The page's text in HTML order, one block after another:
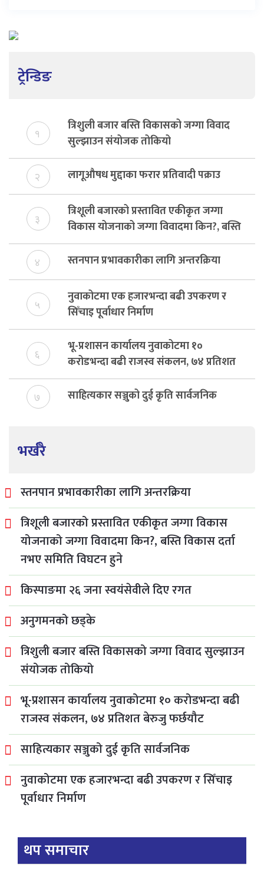
ट्रेन्डिङ
१
त्रिशुली बजार बस्ति विकासको जग्गा विवाद
सुल्झाउन संयोजक तोकियो
२ लागूऔषध मुद्दाका फरार प्रतिवादी पक्राउ
३
त्रिशूली बजारको प्रस्तावित एकीकृत जग्गा
विकास योजनाको जग्गा विवादमा किन?, बस्ति
विकास दर्ता नभए समिति विघटन हुने
४ स्तनपान प्रभावकारीका लागि अन्तरक्रिया
५
नुवाकोटमा एक हजारभन्दा बढी उपकरण र
सिँचाइ पूर्वाधार निर्माण
६
भू-प्रशासन कार्यालय नुवाकोटमा १०
करोडभन्दा बढी राजस्व संकलन, ७४ प्रतिशत
बेरुजु फर्छयौट
७ साहित्यकार सञ्जुको दुई कृति सार्वजनिक
भर्खरै
स्तनपान प्रभावकारीका लागि अन्तरक्रिया
त्रिशूली बजारको प्रस्तावित एकीकृत जग्गा विकास
योजनाको जग्गा विवादमा किन?, बस्ति विकास दर्ता
नभए समिति विघटन हुने
किस्पाङमा २६ जना स्वयंसेवीले दिए रगत
अनुगमनको छड्के
त्रिशुली बजार बस्ति विकासको जग्गा विवाद सुल्झाउन
संयोजक तोकियो
भू-प्रशासन कार्यालय नुवाकोटमा १० करोडभन्दा बढी
राजस्व संकलन, ७४ प्रतिशत बेरुजु फर्छयौट
साहित्यकार सञ्जुको दुई कृति सार्वजनिक
नुवाकोटमा एक हजारभन्दा बढी उपकरण र सिँचाइ
पूर्वाधार निर्माण
थप समाचार